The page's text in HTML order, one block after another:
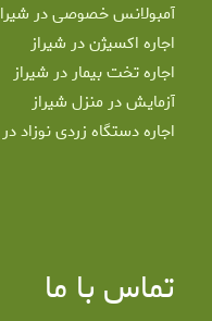
آمبولانس خصوصی در
اجاره اکسیژن در شیراز
اجاره تخت بیمار در شیراز
آزمایش در منزل شیراز
اجاره دستگاه زردی نوزاد
تماس با ما